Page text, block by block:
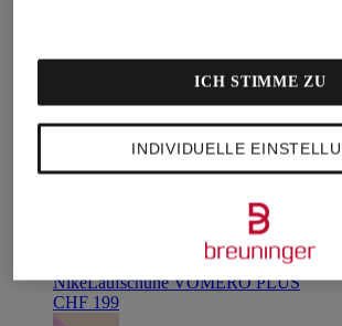
NikeLaufschuhe VOMERO PLUS
CHF 199
INDIVIDUELLE
ICH STIMME ZU